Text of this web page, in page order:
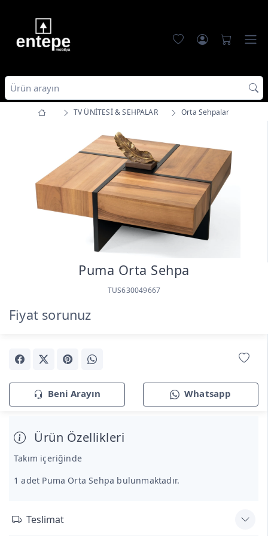
TV ÜNİTESİ & SEHPALAR Orta Sehpalar
Puma Orta Sehpa
TUS630049667
Fiyat sorunuz
Beni Arayın Whatsapp
Ürün Özellikleri
Takım içeriğinde
1 adet Puma Orta Sehpa bulunmaktadır.
Teslimat